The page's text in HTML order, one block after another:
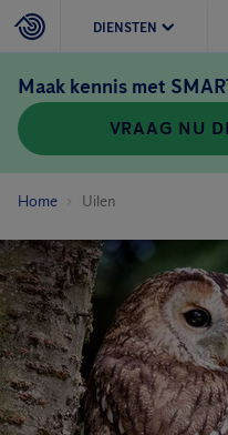
DIENSTEN
Maak kennis met
VRAAG NU
Home Uilen